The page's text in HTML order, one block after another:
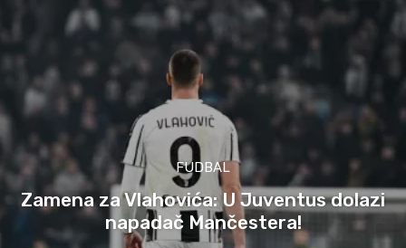
FUDBAL
Zamena za Vlahovića: U Juventus dolazi
napadač Mančestera!